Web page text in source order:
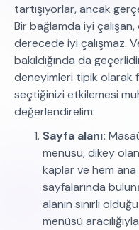
tartışıyorlar, ancak
Bir bağlamda iyi
derecede iyi çalışmaz.
bakıldığında da
deneyimleri tipik olarak
seçtiğinizi etkilemesi
değerlendirelim:
Sayfa alanı:
menüsü, dikey
kaplar ve hem
sayfalarında
alanın sınırlı
menüsü